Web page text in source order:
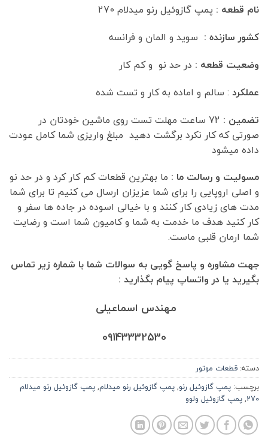
نام قطعه : پمپ گازوئیل رنو میدلام 270
کشور سازنده : سوید و المان و فرانسه
وضعیت قطعه : در حد نو و کم کار
عملکرد : سالم و اماده به کار و تست شده
تضمین :
72 ساعت مهلت تست روی ماشین خودتان در
صورتی که کار نکرد برگشت دهید مبلغ واریزی شما کامل عودت
داده میشود
مسولیت و رسالت ما : ما بهترین قطعات کم کار کرد و در حد نو
و اصلی اروپایی را برای شما عزیزان ارسال می کنیم تا برای شما
مدت های زیادی کار کنند و با خیالی اسوده در جاده ها سفر و
کار کنید هدف ما خدمت به شما و کامیون شما است و رضایت
شما ارمان قلبی ماست.
جهت مشاوره و پاسخ گویی به سوالات شما با شماره زیر تماس
بگیرید یا در واتساپ پیام بگذارید :
مهندس اسماعیلی
09143332530
دسته: قطعات موتور
برچسب: پمپ گازوئیل رنو,پمپ گازوئیل رنو میدلام,پمپ گازوئیل رنو میدلام
270
,پمپ گازوئیل ولوو